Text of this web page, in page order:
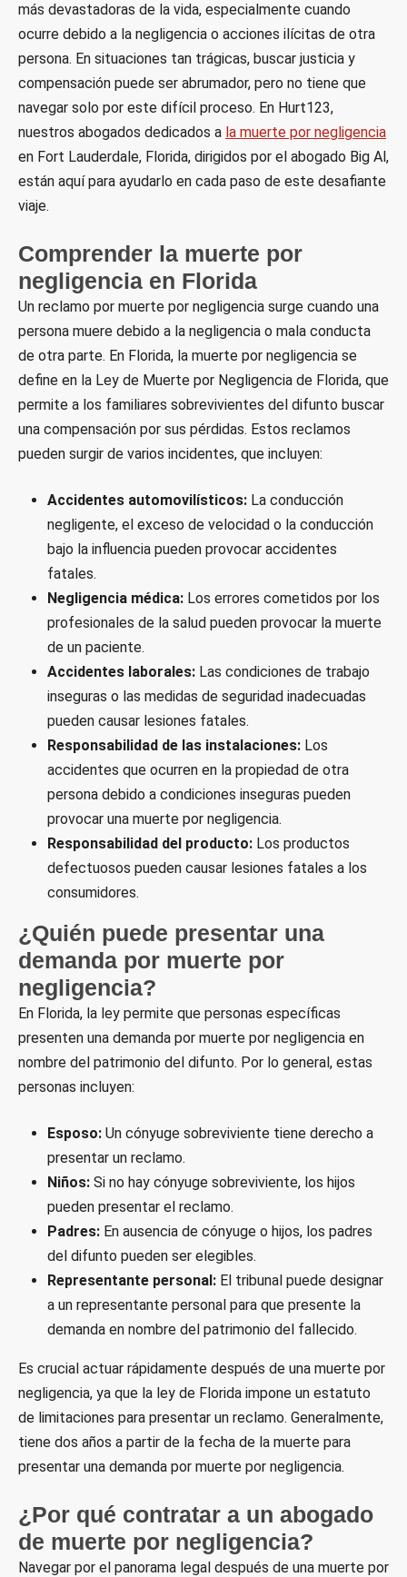
más devastadoras de la vida, especialmente cuando
ocurre debido a la negligencia o acciones ilícitas de otra
persona. En situaciones tan trágicas, buscar justicia y
compensación puede ser abrumador, pero no tiene que
navegar solo por este difícil proceso. En Hurt123,
nuestros abogados dedicados a la muerte por negligencia
en Fort Lauderdale, Florida, dirigidos por el abogado Big Al,
están aquí para ayudarlo en cada paso de este desafiante
viaje.
Comprender la muerte por
negligencia en Florida
Un reclamo por muerte por negligencia surge cuando una
persona muere debido a la negligencia o mala conducta
de otra parte. En Florida, la muerte por negligencia se
define en la Ley de Muerte por Negligencia de Florida, que
permite a los familiares sobrevivientes del difunto buscar
una compensación por sus pérdidas. Estos reclamos
pueden surgir de varios incidentes, que incluyen:
Accidentes automovilísticos: La conducción
negligente, el exceso de velocidad o la conducción
bajo la influencia pueden provocar accidentes
fatales.
Negligencia médica: Los errores cometidos por los
profesionales de la salud pueden provocar la muerte
de un paciente.
Accidentes laborales: Las condiciones de trabajo
inseguras o las medidas de seguridad inadecuadas
pueden causar lesiones fatales.
Responsabilidad de las instalaciones: Los
accidentes que ocurren en la propiedad de otra
persona debido a condiciones inseguras pueden
provocar una muerte por negligencia.
Responsabilidad del producto: Los productos
defectuosos pueden causar lesiones fatales a los
consumidores.
¿Quién puede presentar una
demanda por muerte por
negligencia?
En Florida, la ley permite que personas específicas
presenten una demanda por muerte por negligencia en
nombre del patrimonio del difunto. Por lo general, estas
personas incluyen:
Esposo: Un cónyuge sobreviviente tiene derecho a
presentar un reclamo.
Niños: Si no hay cónyuge sobreviviente, los hijos
pueden presentar el reclamo.
Padres: En ausencia de cónyuge o hijos, los padres
del difunto pueden ser elegibles.
Representante personal: El tribunal puede designar
a un representante personal para que presente la
demanda en nombre del patrimonio del fallecido.
Es crucial actuar rápidamente después de una muerte por
negligencia, ya que la ley de Florida impone un estatuto
de limitaciones para presentar un reclamo. Generalmente,
tiene dos años a partir de la fecha de la muerte para
presentar una demanda por muerte por negligencia.
¿Por qué contratar a un abogado
de muerte por negligencia?
Navegar por el panorama legal después de una muerte por